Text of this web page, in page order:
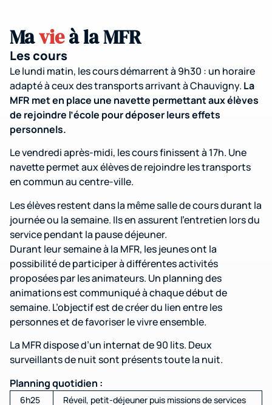
Mavieà la MFR
Les cours
Le lundi matin, les cours démarrent à 9h30 : un horaire
adapté à ceux des transports arrivant à Chauvigny. La
MFR met en place une navette permettant aux élèves
de rejoindre l’école pour déposer leurs effets
personnels.
Le vendredi après-midi, les cours finissent à 17h. Une
navette permet aux élèves de rejoindre les transports
en commun au centre-ville.
Les élèves restent dans la même salle de cours durant la
journée ou la semaine. Ils en assurent l’entretien lors du
service pendant la pause déjeuner.
Durant leur semaine à la MFR, les jeunes ont la
possibilité de participer à différentes activités
proposées par les animateurs. Un planning des
animations est communiqué à chaque début de
semaine. L’objectif est de créer du lien entre les
personnes et de favoriser le vivre ensemble.
La MFR dispose d’un internat de 90 lits. Deux
surveillants de nuit sont présents toute la nuit.
Planning quotidien :
6h25
Réveil, petit-déjeuner puis missions de services